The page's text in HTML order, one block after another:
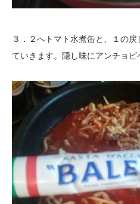
３．２へトマト水煮缶と、１の
ていきます。隠し味にアンチョビ